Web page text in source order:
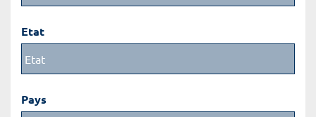
Etat
Pays